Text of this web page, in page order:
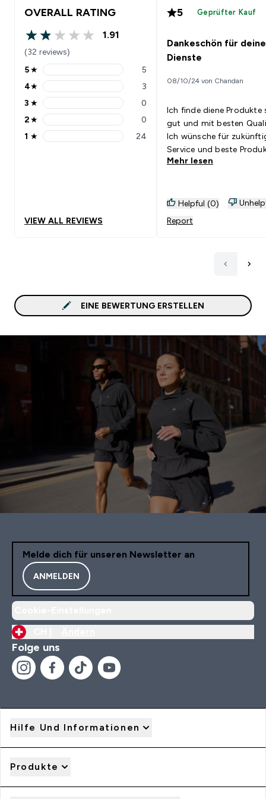
OVERALL RATING
1.91 out of 5 stars
1.91
(32 reviews)
5 stars rating 5 reviews
5★ 5
4 stars rating 3 reviews
4★ 3
3 stars rating 0 reviews
3 ★ 0
2 stars rating 0 reviews
2★ 0
1 stars rating 24 reviews
1 ★ 24
VIEW ALL REVIEWS
5 Geprüfter Kauf
Dankeschön für deine
Dienste
08/10/24 von Chandan
Ich finde diene Produkte
gut und mit besten
Ich wünsche für
Service und beste
Mehr lesen
Helpful (0)
Report
EINE BEWERTUNG ERSTELLEN
Melde dich für unseren Newsletter an
ANMELDEN
Folge uns
Hilfe Und Informationen
Produkte